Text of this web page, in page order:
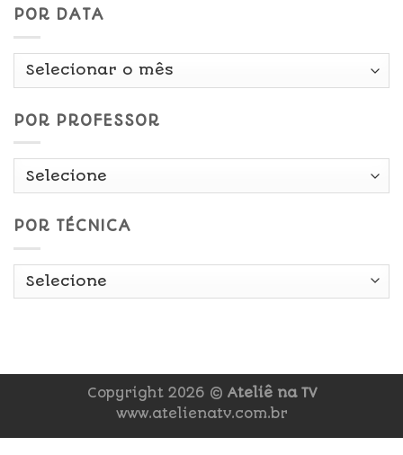
POR DATA
Por
POR PROFESSOR
POR TÉCNICA
Copyright 2026 © Ateliê na TV
www.atelienatv.com.br